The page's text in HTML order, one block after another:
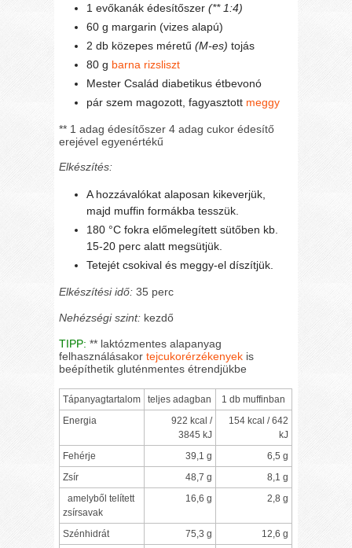
1 evőkanák édesítőszer(** 1:4)
60 g margarin (vizes alapú)
2 db közepes méretű(M-es) tojás
80 g barna rizsliszt
Mester Család diabetikus étbevonó
pár szem magozott, fagyasztott meggy
** 1 adag édesítőszer 4 adag cukor édesítő
erejével egyenértékű
Elkészítés:
A hozzávalókat alaposan kikeverjük,
majd muffin formákba tesszük.
180 °C fokra előmelegített sütőben kb.
15-20 perc alatt megsütjük.
Tetejét csokival és meggy-el díszítjük.
Elkészítési idő: 35 perc
Nehézségi szint: kezdő
TIPP: ** laktózmentes alapanyag
felhasználásakortejcukorérzékenyek is
beépíthetik gluténmentes étrendjükbe
Tápanyagtartalom teljes adagban
1 db muffinban
Energia
922 kcal /
3845 kJ
154 kcal / 642
kJ
Fehérje
39,1 g
6,5 g
Zsír
48,7 g
8,1 g
amelyből telített
zsírsavak
16,6 g 2,8 g
Szénhidrát 75,3 g
12,6 g